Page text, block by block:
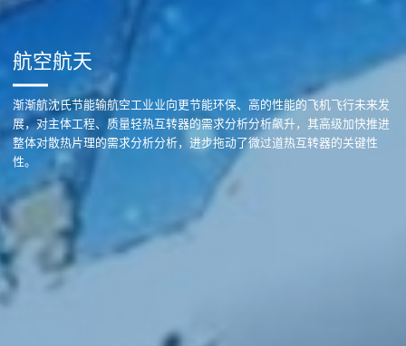
航空航天
渐渐航沈氏节能输航空工业业向更节能环保、高的性能的飞机飞行未来发
展，对主体工程、质量轻热互转器的需求分析分析飙升，其高级加快推进
整体对散热片理的需求分析分析，进步拖动了微过道热互转器的关键性
性。